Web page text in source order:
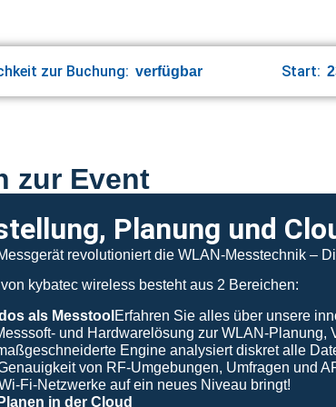
zur Buchung: verfügbar Start:
zur Event
Planung und
revolutioniert die WLAN-Messtechnik –
kybatec wireless besteht aus 2 Bereichen:
als Messtool Erfahren Sie alles über unsere
und Hardwarelösung zur WLAN-
Engine analysiert diskret alle
von RF-Umgebungen, Umfragen und
Fi-Netzwerke auf ein neues Niveau bringt!
in der Cloud